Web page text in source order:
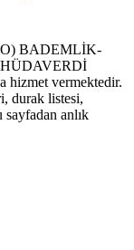
BADEMLİK-
vermektedir.
durak listesi,
anlık